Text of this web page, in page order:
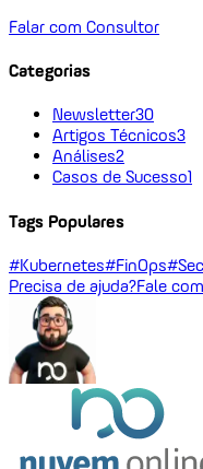
Falar com Consultor
Categorias
Newsletter30
Artigos Técnicos3
Análises2
Casos de Sucesso1
Tags Populares
#Kubernetes#FinOps
Precisa de ajuda?Fale